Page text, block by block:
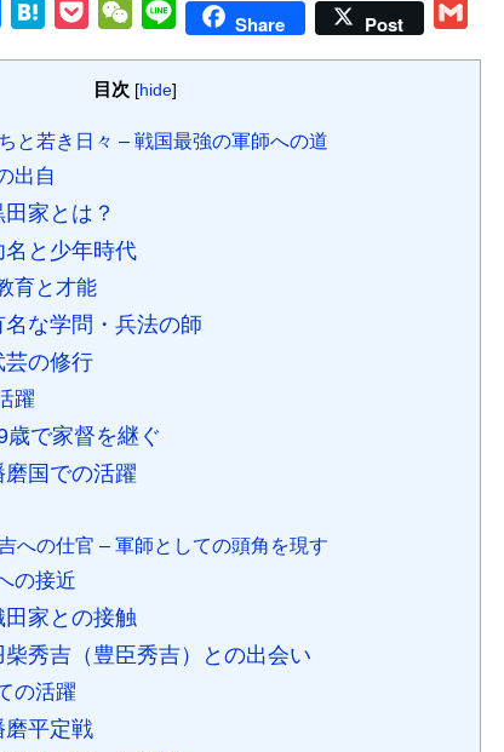
e
n
g
e
r
n
a
c
e
W
C
a
L
Share Post
目次 [hide]
と若き日々 – 戦国最強の軍師への道
出自
家とは？
名と少年時代
育と才能
名な学問・兵法の師
芸の修行
躍
歳で家督を継ぐ
磨国での活躍
への仕官 – 軍師としての頭角を現す
の接近
田家との接触
柴秀吉（豊臣秀吉）との出会い
の活躍
磨平定戦